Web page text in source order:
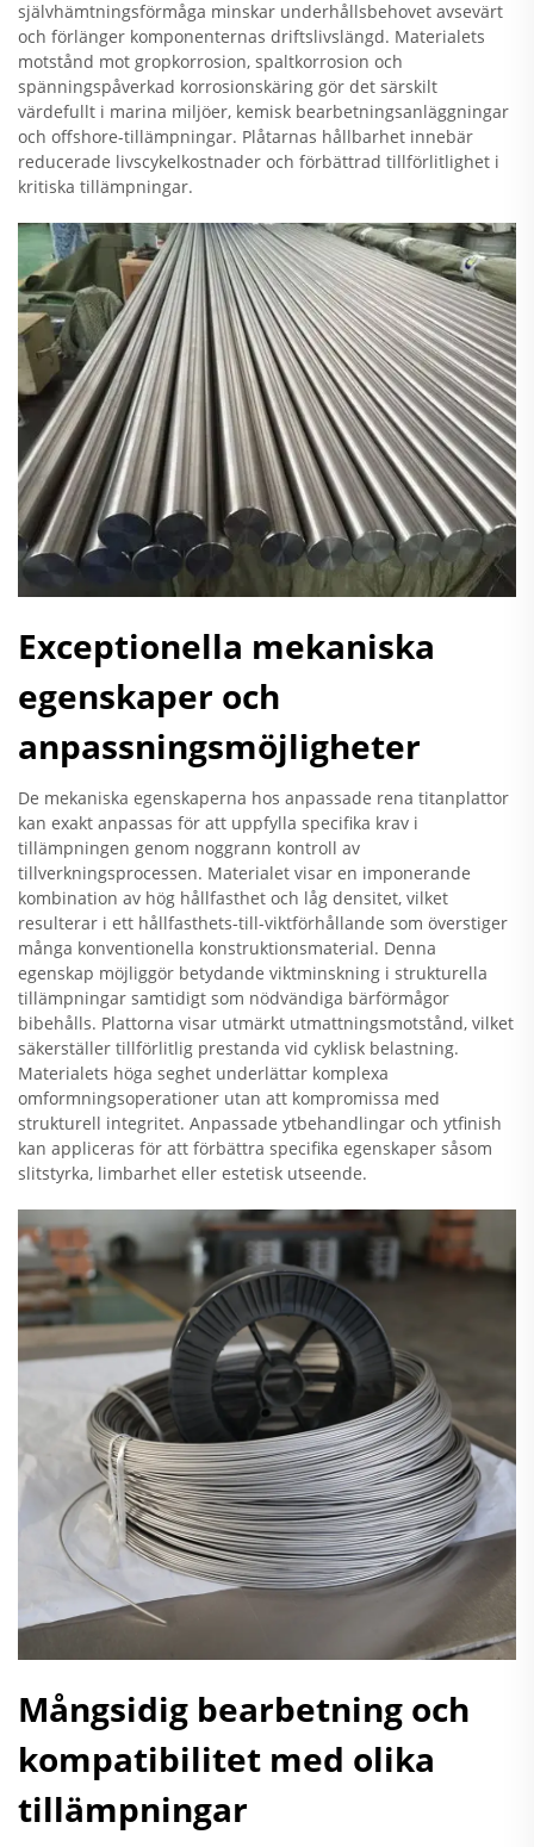
självhämtningsförmåga minskar underhållsbehovet avsevärt
och förlänger komponenternas driftslivslängd. Materialets
motstånd mot gropkorrosion, spaltkorrosion och
spänningspåverkad korrosionskäring gör det särskilt
värdefullt i marina miljöer, kemisk bearbetningsanläggningar
och offshore-tillämpningar. Plåtarnas hållbarhet innebär
reducerade livscykelkostnader och förbättrad tillförlitlighet i
kritiska tillämpningar.
Exceptionella mekaniska
egenskaper och
anpassningsmöjligheter
De mekaniska egenskaperna hos anpassade rena titanplattor
kan exakt anpassas för att uppfylla specifika krav i
tillämpningen genom noggrann kontroll av
tillverkningsprocessen. Materialet visar en imponerande
kombination av hög hållfasthet och låg densitet, vilket
resulterar i ett hållfasthets-till-viktförhållande som överstiger
många konventionella konstruktionsmaterial. Denna
egenskap möjliggör betydande viktminskning i strukturella
tillämpningar samtidigt som nödvändiga bärförmågor
bibehålls. Plattorna visar utmärkt utmattningsmotstånd, vilket
säkerställer tillförlitlig prestanda vid cyklisk belastning.
Materialets höga seghet underlättar komplexa
omformningsoperationer utan att kompromissa med
strukturell integritet. Anpassade ytbehandlingar och ytfinish
kan appliceras för att förbättra specifika egenskaper såsom
slitstyrka, limbarhet eller estetisk utseende.
Mångsidig bearbetning och
kompatibilitet med olika
tillämpningar